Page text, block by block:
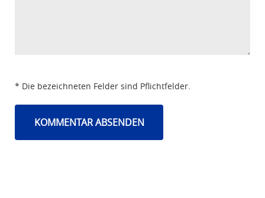
* Die bezeichneten Felder sind Pflichtfelder.